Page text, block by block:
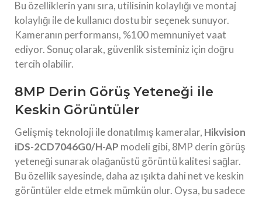
Bu özelliklerin yanı sıra, utilisinin kolaylığı ve montaj
kolaylığı ile de kullanıcı dostu bir seçenek sunuyor.
Kameranın performansı, %100 memnuniyet vaat
ediyor. Sonuç olarak, güvenlik sisteminiz için doğru
tercih olabilir.
8MP Derin Görüş Yeteneği ile
Keskin Görüntüler
Gelişmiş teknoloji ile donatılmış kameralar, Hikvision
iDS-2CD7046G0/H-AP modeli gibi, 8MP derin görüş
yeteneği sunarak olağanüstü görüntü kalitesi sağlar.
Bu özellik sayesinde, daha az ışıkta dahi net ve keskin
görüntüler elde etmek mümkün olur. Oysa, bu sadece